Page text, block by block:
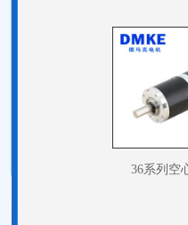
机（低
36系列空